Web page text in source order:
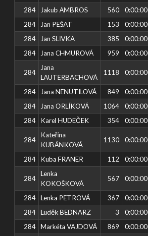
284
Jakub AMBROS 560 0:00:00
284
Jan PEŠAT 153 0:00:00
284
Jan SLIVKA 385 0:00:00
284
Jana CHMUROVÁ 959 0:00:00
284
Jana
LAUTERBACHOVÁ
1118 0:00:00
284 Jana NENUTILOVÁ 849 0:00:00
284
Jana ORLÍKOVÁ 1064 0:00:00
284
Karel HUDEČEK 354 0:00:00
284
Kateřina
KUBÁNKOVÁ
1130 0:00:00
284 Kuba FRANER 112 0:00:00
284
Lenka
KOKOŠKOVÁ
567 0:00:00
284 Lenka PETROVÁ 367 0:00:00
284
Luděk BEDNARZ 3 0:00:00
284
Markéta VAJDOVÁ 869 0:00:00